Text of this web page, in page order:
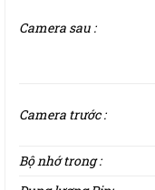
Camera sau :
Camera trước :
Bộ nhớ trong :